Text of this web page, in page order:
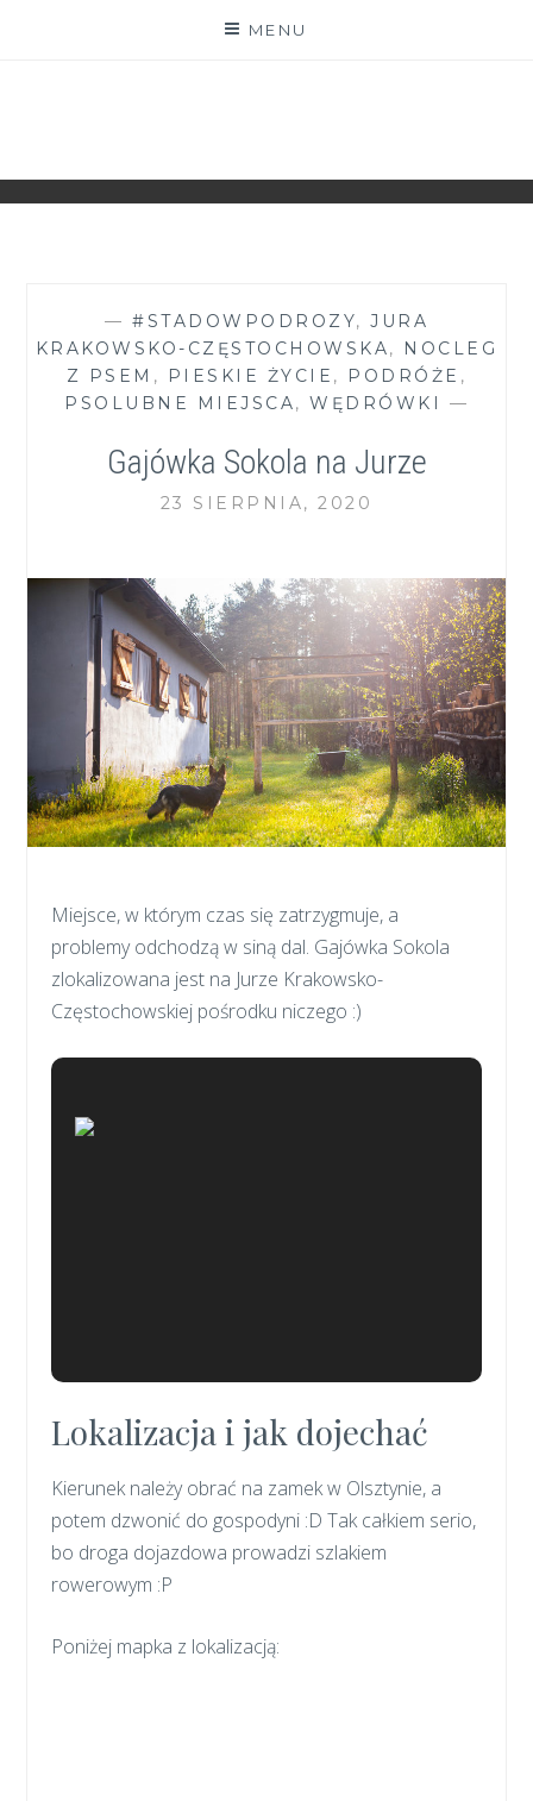
MENU
— #STADOWPODROZY, JURA
KRAKOWSKO-CZĘSTOCHOWSKA, NOCLEG
Z PSEM , PIESKIE ŻYCIE , PODRÓŻE ,
PSOLUBNE MIEJSCA, WĘDRÓWKI —
Gajówka Sokola na Jurze
23 SIERPNIA, 2020
Miejsce, w którym czas się zatrzygmuje, a
problemy odchodzą w siną dal. Gajówka Sokola
zlokalizowana jest na Jurze Krakowsko-
Częstochowskiej pośrodku niczego :)
Lokalizacja i jak dojechać
Kierunek należy obrać na zamek w Olsztynie, a
potem dzwonić do gospodyni :D Tak całkiem serio,
bo droga dojazdowa prowadzi szlakiem
rowerowym :P
Poniżej mapka z lokalizacją: